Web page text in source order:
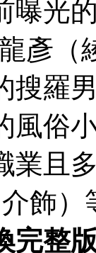
光的
彥（
搜羅
風俗
業且
介飾）
完整